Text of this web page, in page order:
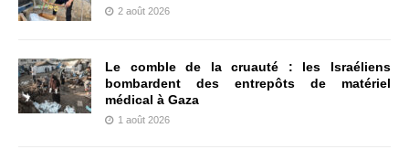
2 août 2026
Le comble de la cruauté : les Israéliens
bombardent des entrepôts de matériel
médical à Gaza
1 août 2026